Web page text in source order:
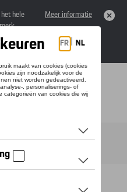
hele
Meer informatie
navigation